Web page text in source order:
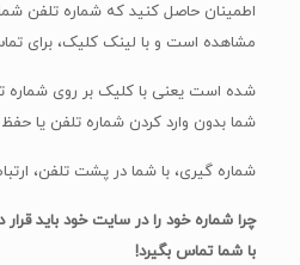
اطمینان حاصل کنید که شماره تلفن
مشاهده است و با لینک کلیک، برای
شده است یعنی با کلیک بر روی شماره
شما بدون وارد کردن شماره تلفن یا
شماره گیری، با شما در پشت تلفن،
چرا شماره خود را در سایت خود باید
با شما تماس بگیرد!